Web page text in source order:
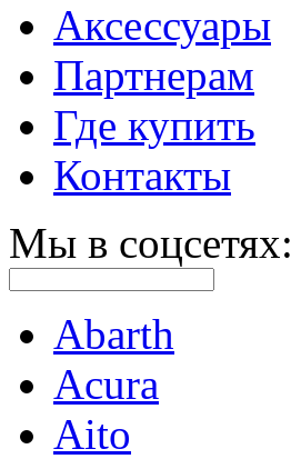
Аксессуары
Партнерам
Где купить
Контакты
Мы в соцсетях:
Abarth
Acura
Aito